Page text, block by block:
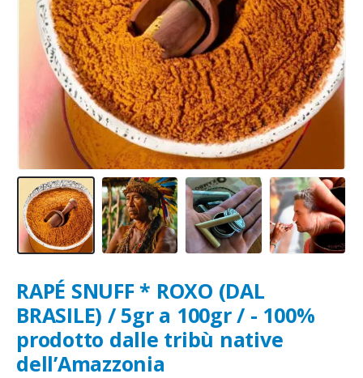
RAPÉ SNUFF * ROXO (DAL
BRASILE) / 5gr a 100gr / - 100%
prodotto dalle tribù native
dell’Amazzonia